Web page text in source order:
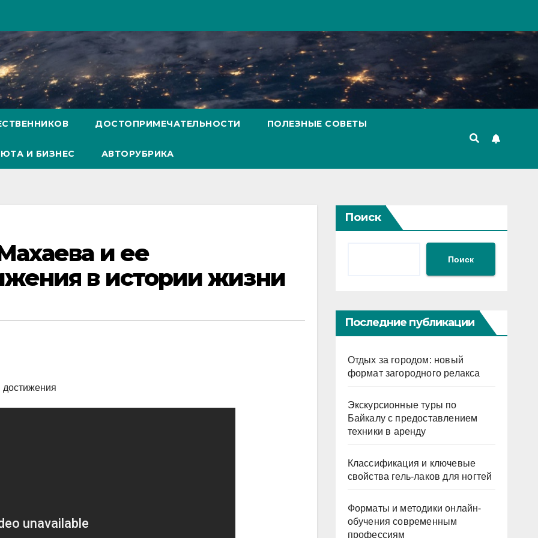
ДОСТОПРИМЕЧАТЕЛЬНОСТИ ПОЛЕЗНЫЕ СОВЕТЫ
И БИЗНЕС АВТОРУБРИКА
и ее
в истории жизни
Поиск
Поиск
Последние публикации
Отдых за городом: новый
формат загородного релакса
Экскурсионные туры по
Байкалу с предоставлением
техники в аренду
Классификация и ключевые
свойства гель-лаков для ногтей
Форматы и методики онлайн-
обучения современным
профессиям